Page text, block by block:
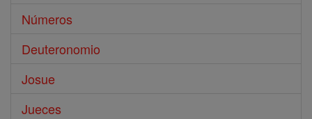
Números
Deuteronomio
Josue
Jueces